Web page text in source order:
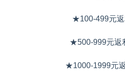
★100-499元
★500-999元返
★1000-1999元